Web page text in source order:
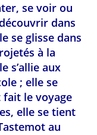
se voir ou
dans
se glisse dans
à la
s’allie aux
; elle se
fait le voyage
elle se tient
au